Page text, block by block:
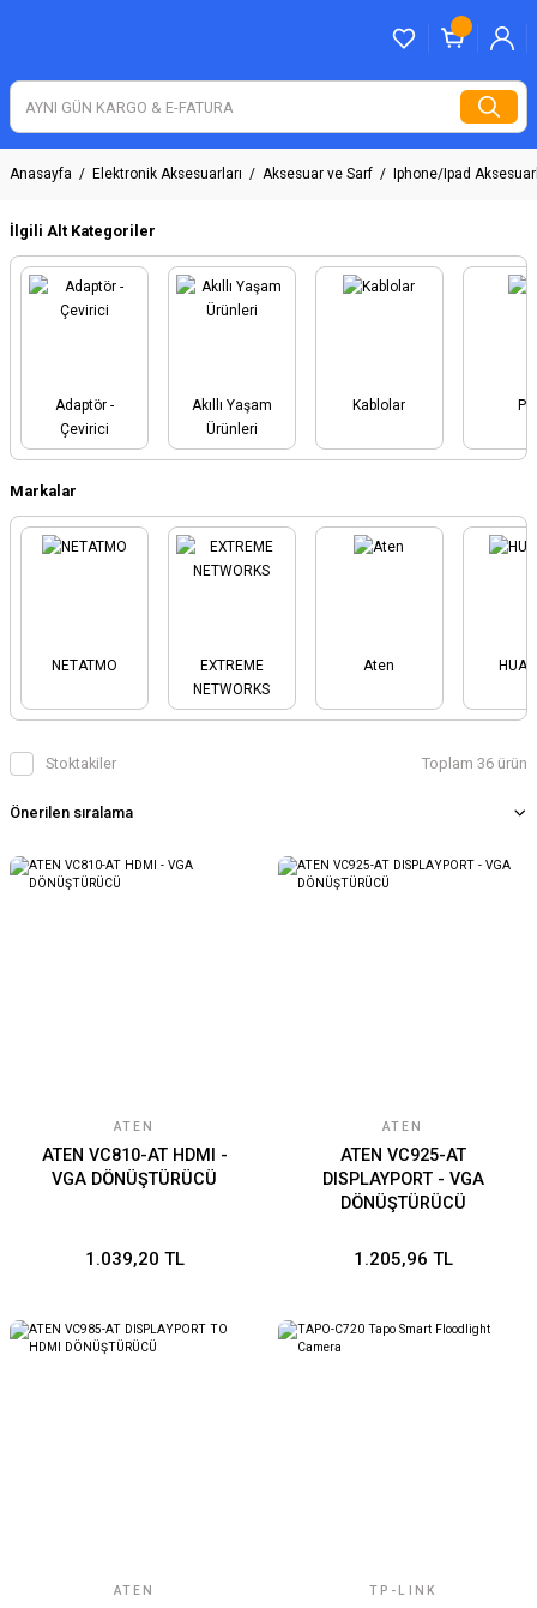
Anasayfa Elektronik Aksesuarları Aksesuar ve Sarf Iphone/Ipad
İlgili Alt Kategoriler
Adaptör -
Çevirici
Akıllı Yaşam
Ürünleri
Kablolar Pil
Markalar
NETATMO
EXTREME
NETWORKS
Aten
Stoktakiler Toplam 36 ürün
ATEN
ATEN VC810-AT HDMI -
VGA DÖNÜŞTÜRÜCÜ
1.039,20 TL
ATEN
ATEN VC925-AT
DISPLAYPORT - VGA
DÖNÜŞTÜRÜCÜ
1.205,96 TL
ATEN TP-LINK